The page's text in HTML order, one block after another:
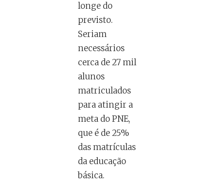
longe do
previsto.
Seriam
necessários
cerca de 27 mil
alunos
matriculados
para atingir a
meta do PNE,
que é de 25%
das matrículas
da educação
básica.